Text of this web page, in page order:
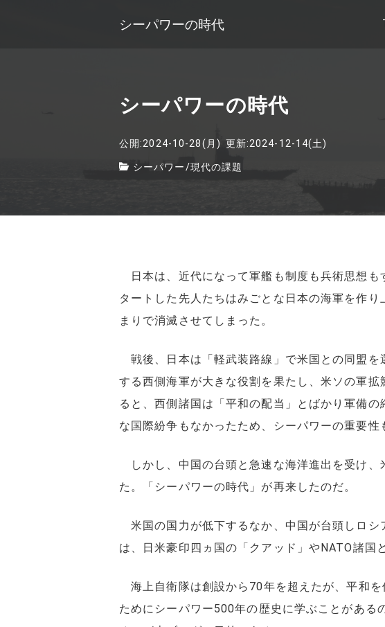
シーパワーの時代
シーパワーの時代
公開:2024-10-28(月) 更新:2024-12-14(土)
シーパワー/現代の課題
日本は、近代になって軍艦も制度も兵術思想も
タートした先人たちはみごとな日本の海軍を作
まりで消滅させてしまった。
戦後、日本は「軽武装路線」で米国との同盟を
する西側海軍が大きな役割を果たし、米ソの軍
ると、西側諸国は「平和の配当」とばかり軍備
な国際紛争もなかったため、シーパワーの重要性
しかし、中国の台頭と急速な海洋進出を受け、
た。「シーパワーの時代」が再来したのだ。
米国の国力が低下するなか、中国が台頭しロシ
は、日米豪印四ヵ国の「クアッド」やNATO諸国
海上自衛隊は創設から70年を超えたが、平和
ためにシーパワー500年の歴史に学ぶことがある